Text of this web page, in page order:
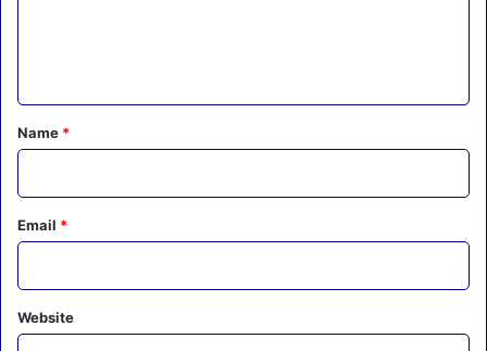
*
Name *
Email *
Website